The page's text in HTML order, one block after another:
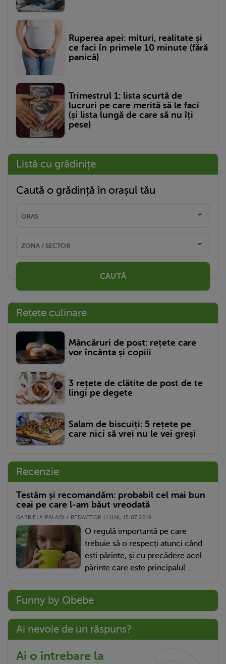
Ruperea apei: mituri, realitate și
ce faci în primele 10 minute (fără
panică)
Trimestrul 1: lista scurtă de
lucruri pe care merită să le faci
(și lista lungă de care să nu îți
pese)
Listă cu grădinițe
Caută o grădință în orașul tău
CAUTĂ
Rețete culinare
Mâncăruri de post: rețete care
vor încânta și copiii
3 rețete de clătite de post de te
lingi pe degete
Salam de biscuiți: 5 rețete pe
care nici să vrei nu le vei greși
Recenzie
Testăm și recomandăm: probabil cel mai bun
ceai pe care l-am băut vreodată
GABRIELA PALADI - REDACTOR | LUNI, 15.07.2019
O regulă importantă pe care
trebuie să o respecți atunci când
ești părinte, și cu precădere acel
părinte care este principalul...
Funny by Qbebe
Ai nevoie de un răspuns?
Ai o întrebare la